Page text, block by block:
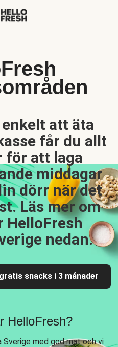
att äta
får du allt
för att laga
middagar
dörr när det
Läs mer om
HelloFresh
nedan.
snacks i 3 månader
HelloFresh?
med god mat och vi